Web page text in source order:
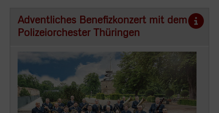
Adventliches Benefizkonzert mit dem
Polizeiorchester Thüringen